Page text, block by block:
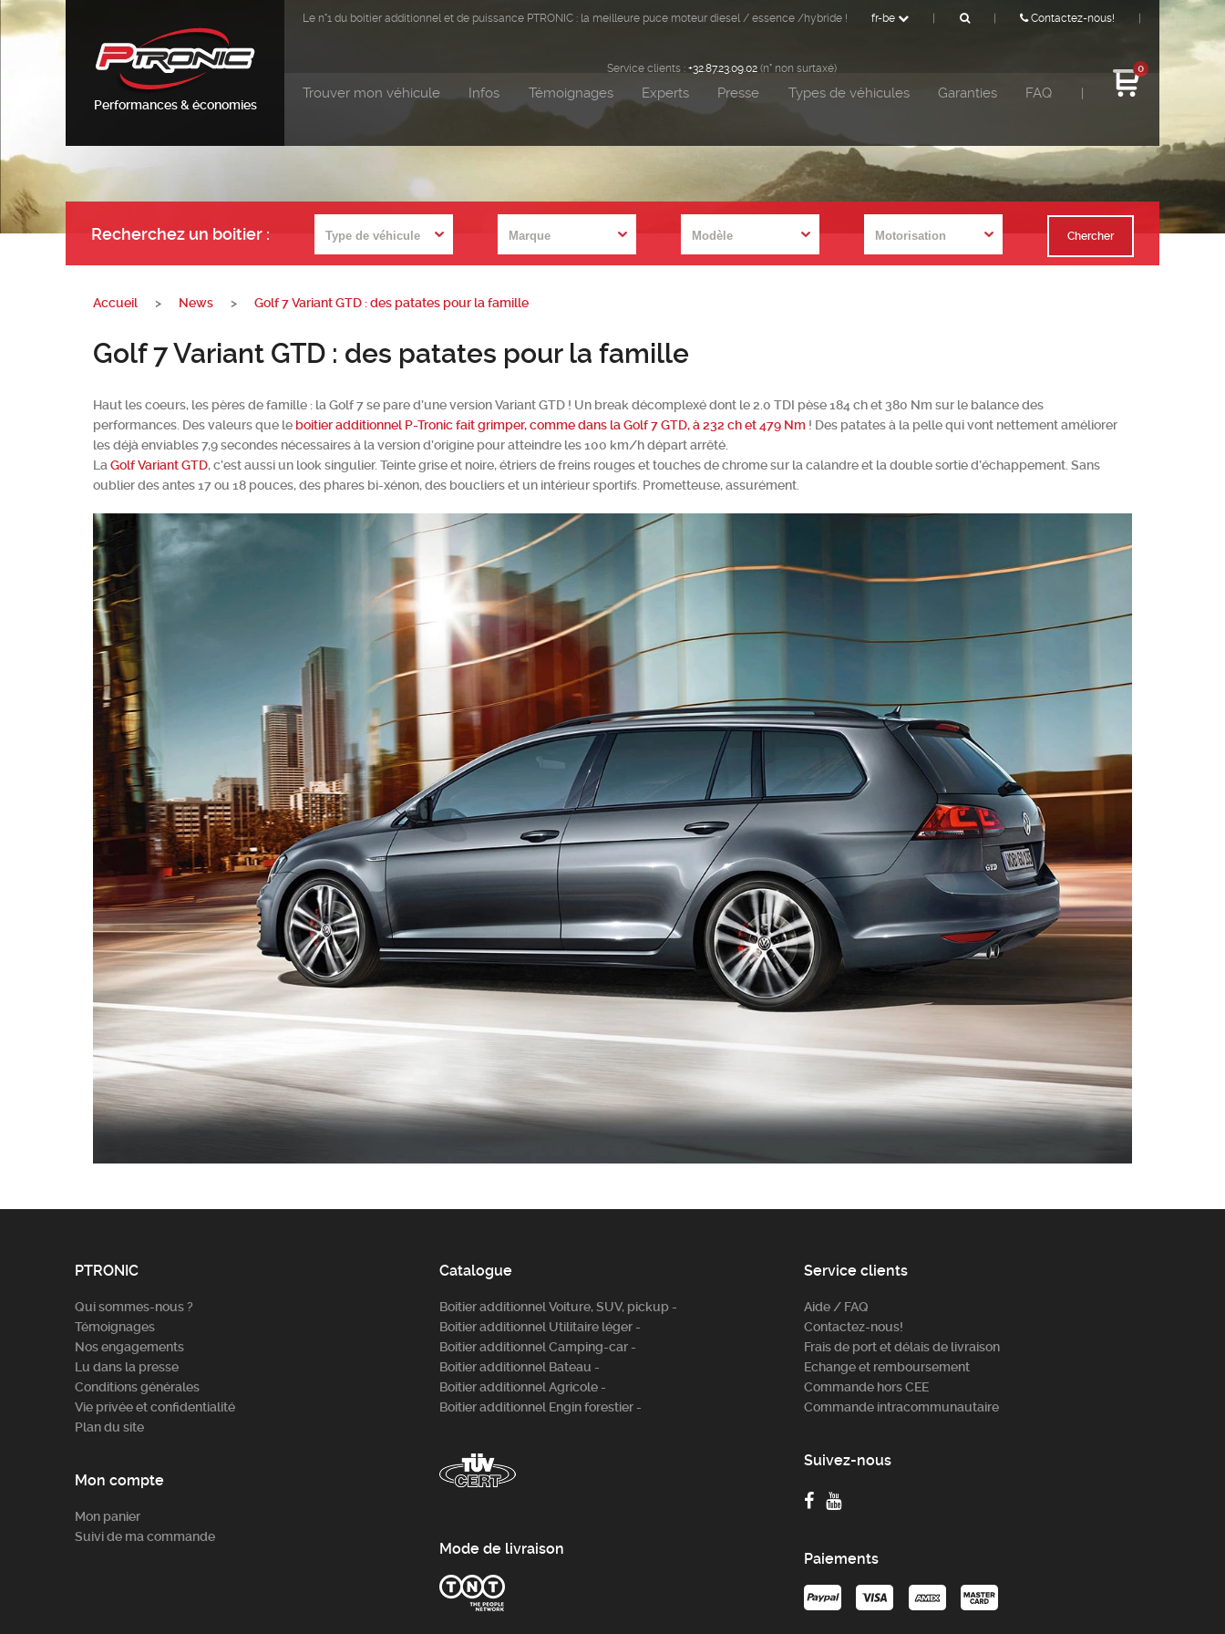
Performances & économies
Trouver mon véhicule Infos Témoignages Experts Presse Types de véhicules Garanties FAQ
0
Le n°1 du boitier additionnel et de puissance PTRONIC : la meilleure puce moteur diesel / essence /hybride ! fr-be Contactez-nous!
Service clients : +32.87.23.09.02 (n° non surtaxé)
Recherchez un boitier : Chercher
Accueil > News > Golf 7 Variant GTD : des patates pour la famille
Golf 7 Variant GTD : des patates pour la famille
Haut les coeurs, les pères de famille : la Golf 7 se pare d’une version Variant GTD ! Un break décomplexé dont le 2.0 TDI pèse 184 ch et 380 Nm sur le balance des
performances. Des valeurs que le boitier additionnel P-Tronic fait grimper, comme dans la Golf 7 GTD, à 232 ch et 479 Nm ! Des patates à la pelle qui vont nettement améliorer
les déjà enviables 7,9 secondes nécessaires à la version d’origine pour atteindre les 100 km/h départ arrêté.
La Golf Variant GTD, c’est aussi un look singulier. Teinte grise et noire, étriers de freins rouges et touches de chrome sur la calandre et la double sortie d’échappement. Sans
oublier des antes 17 ou 18 pouces, des phares bi-xénon, des boucliers et un intérieur sportifs. Prometteuse, assurément.
PTRONIC
Qui sommes-nous ?
Témoignages
Nos engagements
Lu dans la presse
Conditions générales
Vie privée et confidentialité
Plan du site
Mon compte
Mon panier
Suivi de ma commande
Catalogue
Boitier additionnel Voiture, SUV, pickup -
Boitier additionnel Utilitaire léger -
Boitier additionnel Camping-car -
Boitier additionnel Bateau -
Boitier additionnel Agricole -
Boitier additionnel Engin forestier -
Mode de livraison
Service clients
Aide / FAQ
Contactez-nous!
Frais de port et délais de livraison
Echange et remboursement
Commande hors CEE
Commande intracommunautaire
Suivez-nous
Paiements